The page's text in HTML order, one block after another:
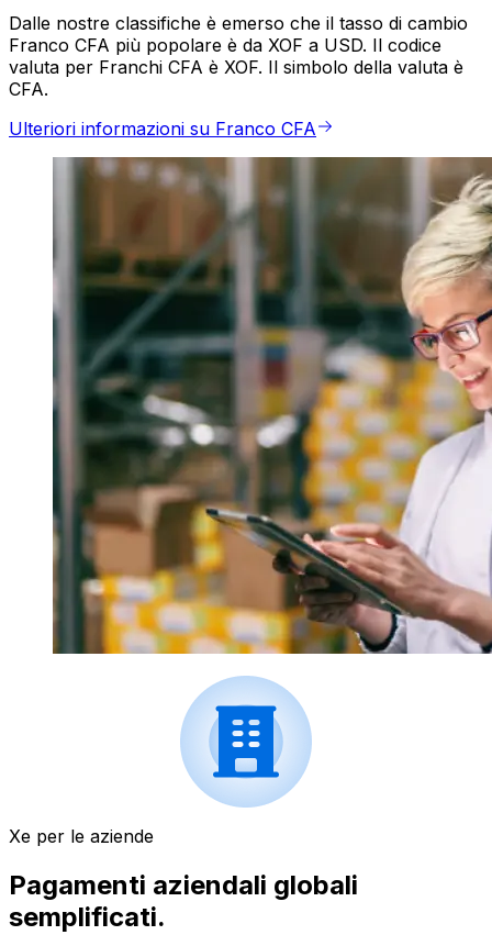
Dalle nostre classifiche è emerso che il tasso di cambio
Franco CFA più popolare è da XOF a USD. Il codice
valuta per Franchi CFA è XOF. Il simbolo della valuta è
CFA.
Ulteriori informazioni su Franco CFA
Xe per le aziende
Pagamenti aziendali globali
semplificati.